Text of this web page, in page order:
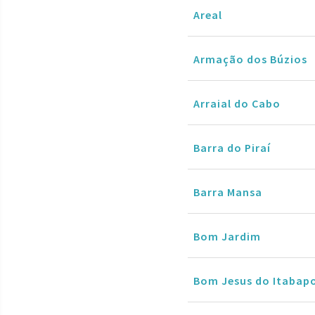
Areal
Armação dos Búzios
Arraial do Cabo
Barra do Piraí
Barra Mansa
Bom Jardim
Bom Jesus do